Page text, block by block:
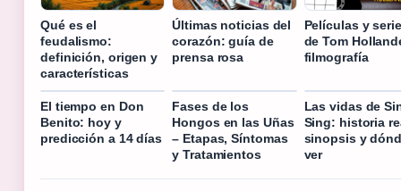
Qué es el
feudalismo:
definición, origen y
características
Últimas noticias del
corazón: guía de
prensa rosa
Películas y
de Tom
filmografía
El tiempo en Don
Benito: hoy y
predicción a 14 días
Fases de los
Hongos en las Uñas
– Etapas, Síntomas
y Tratamientos
Las vidas de
Sing: historia
sinopsis y
ver